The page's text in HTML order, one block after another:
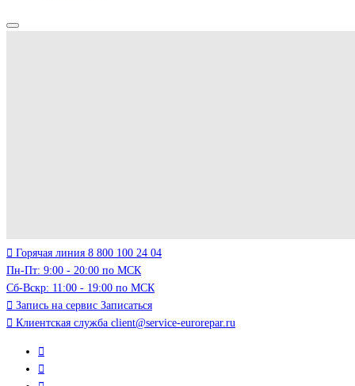
Горячая линия 8 800 100 24 04
Пн-Пт: 9:00 - 20:00 по МСК
Сб-Вскр: 11:00 - 19:00 по МСК
Запись на сервис Записаться
Клиентская служба client@service-eurorepar.ru